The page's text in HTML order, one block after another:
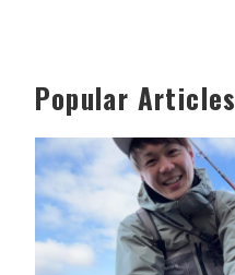
Popular Articles